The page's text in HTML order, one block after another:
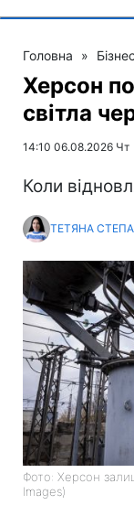
Головна » Бізнес
Херсон
світла
14:10 06.08.2026 Чт
Коли
ТЕТЯНА
Фото: Херсон
Images)